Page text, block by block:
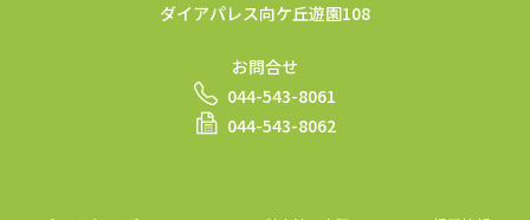
ダイアパレス向ケ丘遊園108
お問合せ
044-543-8061
044-543-8062